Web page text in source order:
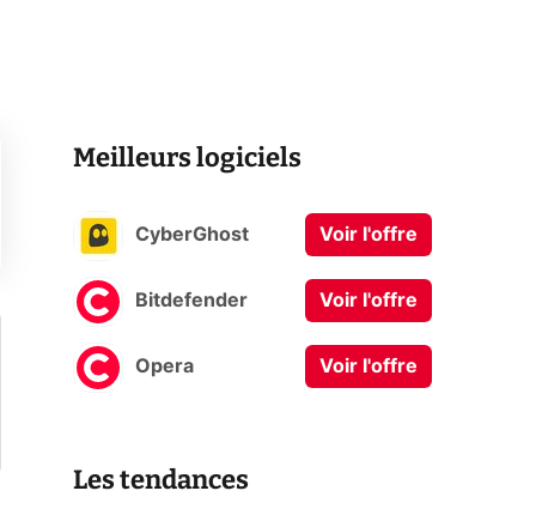
Meilleurs logiciels
CyberGhost Voir l'offre
Bitdefender Voir l'offre
Opera Voir l'offre
Les tendances